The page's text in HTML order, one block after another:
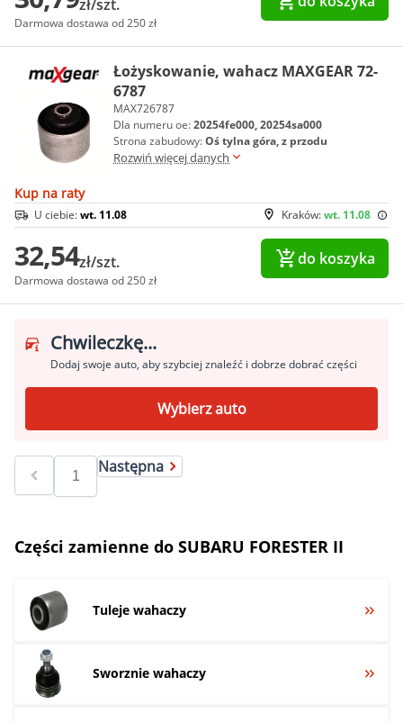
zł/szt.
Darmowa dostawa od 250 zł
Łożyskowanie, wahacz MAXGEAR 72-
6787
MAX726787
Dla numeru oe:20254fe000, 20254sa000
Strona zabudowy:Oś tylna góra, z przodu
Rozwiń więcej danych
Kup na raty
Kraków:wt. 11.08
U ciebie:wt. 11.08
32,54zł/szt.
Darmowa dostawa od 250 zł
do koszyka
Chwileczkę...
Dodaj swoje auto, aby szybciej znaleźć i dobrze dobrać części
Wybierz auto
Następna
Części zamienne do SUBARU FORESTER II
Tuleje wahaczy
Sworznie wahaczy